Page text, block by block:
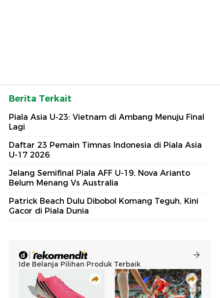
Berita Terkait
Piala Asia U-23: Vietnam di Ambang Menuju Final
Lagi
Daftar 23 Pemain Timnas Indonesia di Piala Asia
U-17 2026
Jelang Semifinal Piala AFF U-19, Nova Arianto
Belum Menang Vs Australia
Patrick Beach Dulu Dibobol Komang Teguh, Kini
Gacor di Piala Dunia